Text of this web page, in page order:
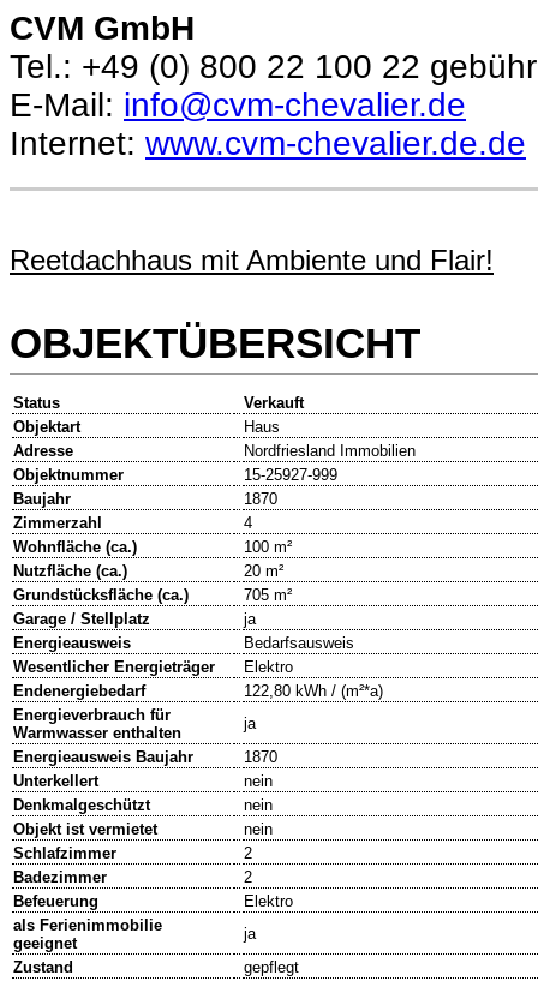
CVM GmbH
Tel.: +49 (0) 800 22 100 22
E-Mail: info@cvm-chevalier.de
Internet: www.cvm-chevalier.de.de
Reetdachhaus mit Ambiente und Flair!
OBJEKTÜBERSICHT
Status
Verkauft
Objektart
Haus
Adresse
Nordfriesland Immobilien
Objektnummer
15-25927-999
Baujahr
1870
Zimmerzahl
4
Wohnfläche (ca.)
100 m²
Nutzfläche (ca.)
20 m²
Grundstücksfläche (ca.)
705 m²
Garage / Stellplatz
ja
Energieausweis
Bedarfsausweis
Wesentlicher Energieträger
Elektro
Endenergiebedarf
122,80 kWh / (m²*a)
Energieverbrauch für
Warmwasser enthalten
ja
Energieausweis Baujahr
1870
Unterkellert
nein
Denkmalgeschützt
nein
Objekt ist vermietet
nein
Schlafzimmer
2
Badezimmer
2
Befeuerung
Elektro
als Ferienimmobilie
geeignet
ja
Zustand
gepflegt